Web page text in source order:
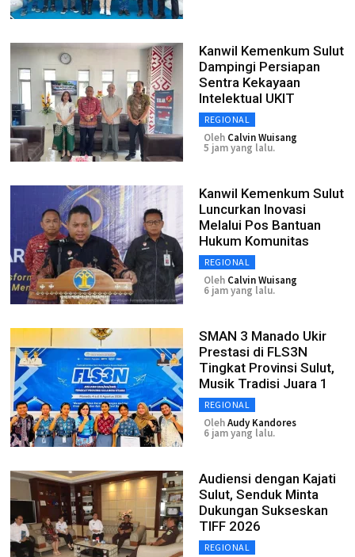
Kanwil Kemenkum Sulut
Dampingi Persiapan
Sentra Kekayaan
Intelektual UKIT
REGIONAL
Oleh Calvin Wuisang
5 jam yang lalu.
Kanwil Kemenkum Sulut
Luncurkan Inovasi
Melalui Pos Bantuan
Hukum Komunitas
REGIONAL
Oleh Calvin Wuisang
6 jam yang lalu.
SMAN 3 Manado Ukir
Prestasi di FLS3N
Tingkat Provinsi Sulut,
Musik Tradisi Juara 1
REGIONAL
OlehAudy Kandores
6 jam yang lalu.
Audiensi dengan Kajati
Sulut, Senduk Minta
Dukungan Sukseskan
TIFF 2026
REGIONAL